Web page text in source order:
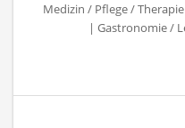
Medizin / Pflege /
| Gastronomie /